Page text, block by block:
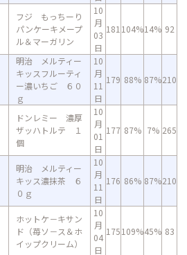
フジ もっちーり
パンケーキメープ
ル＆マーガリン
10
月
03
日
181 104%14% 92
明治 メルティー
キッスフルーティ
ー濃いちご ６０
ｇ
10
月
11
日
179 88% 87%210
ドンレミー 濃厚
ザッハトルテ １
個
10
月
01
日
177 87% 7% 265
明治 メルティー
キッス濃抹茶 ６
０ｇ
10
月
11
日
176 86% 87%210
ホットケ－キサン
ド（苺ソ－ス＆ホ
イップクリーム）
10
月
04
日
175109%45% 83